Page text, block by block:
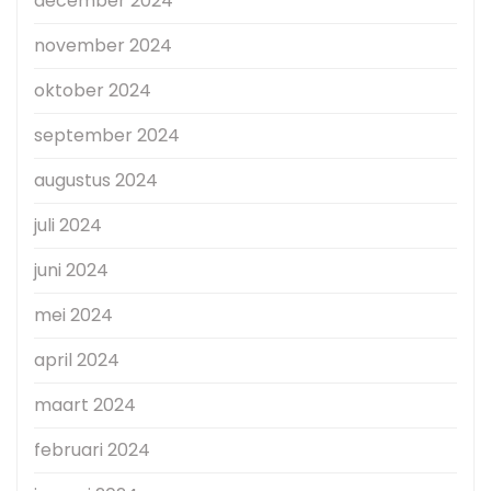
november 2024
oktober 2024
september 2024
augustus 2024
juli 2024
juni 2024
mei 2024
april 2024
maart 2024
februari 2024